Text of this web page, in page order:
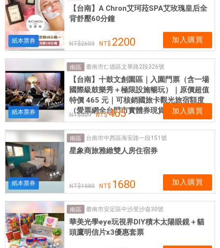
紙本票券
【台南】A Chron艾珂菈SPA艾玫瑰皇后全
背舒壓60分鐘
2600 2200 加入購買
紙本票券
南區 臺南市仁德區文華路2段326號
【台南】十鼓文創園區｜入園門票（含一場
國際級鼓樂秀＋極限設施暢玩）｜原價超值
特價 465 元｜可核銷國旅卡觀光旅宿額度
（愛票網全台門市實體券現貨）
509 465 加入購買
紙本票券
南區 台南市中西區海安路一段151號
星象商旅雅緻雙人房住宿券
1880 1680 加入購買
南區 臺南市安定區中沙里沙崙30號
華美光學eye玩視界DIY積木太陽眼鏡＋貓
頭鷹明信片x3優惠套票